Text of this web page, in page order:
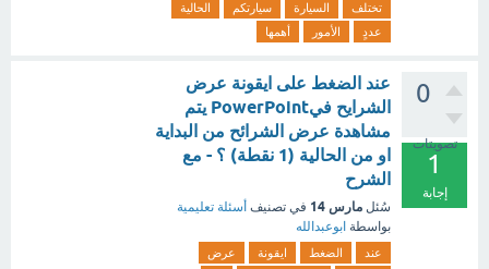
تختلف
السيارة سيارتكم
الحالية
عددٍ
الأمور أهمها
0
تصويتات
1
إجابة
عند الضغط على ايقونة عرض
الشرايح فيPowerPoint يتم
مشاهدة عرض الشرائح من البداية
او من الحالية (1 نقطة) ؟ - مع
الشرح
سُئل مارس 14 في تصنيف أسئلة تعليمية
بواسطة ابوعبدالله
عند الضغط ايقونة
عرض